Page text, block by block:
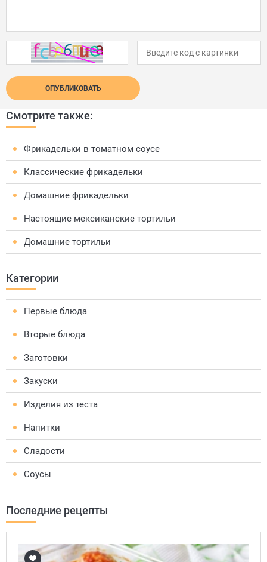
ОПУБЛИКОВАТЬ
Смотрите также:
Фрикадельки в томатном соусе
Классические фрикадельки
Домашние фрикадельки
Настоящие мексиканские тортильи
Домашние тортильи
Категории
Первые блюда
Вторые блюда
Заготовки
Закуски
Изделия из теста
Напитки
Сладости
Соусы
Последние рецепты